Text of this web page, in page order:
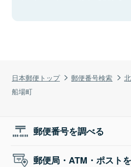
日本郵便トップ 郵便番号検索
船場町
郵便番号を調べる
郵便局・ATM・ポスト